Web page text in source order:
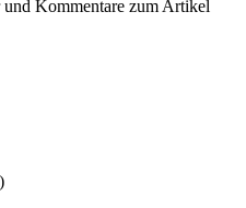
Kommentare zum Artikel